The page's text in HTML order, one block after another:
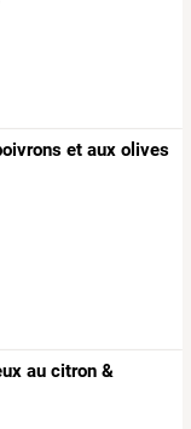
et aux olives
au citron &